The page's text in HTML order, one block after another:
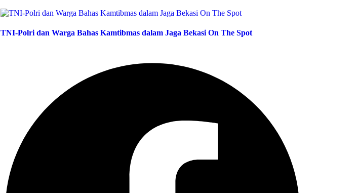
TNI-Polri dan Warga Bahas Kamtibmas dalam Jaga Bekasi On The Spot